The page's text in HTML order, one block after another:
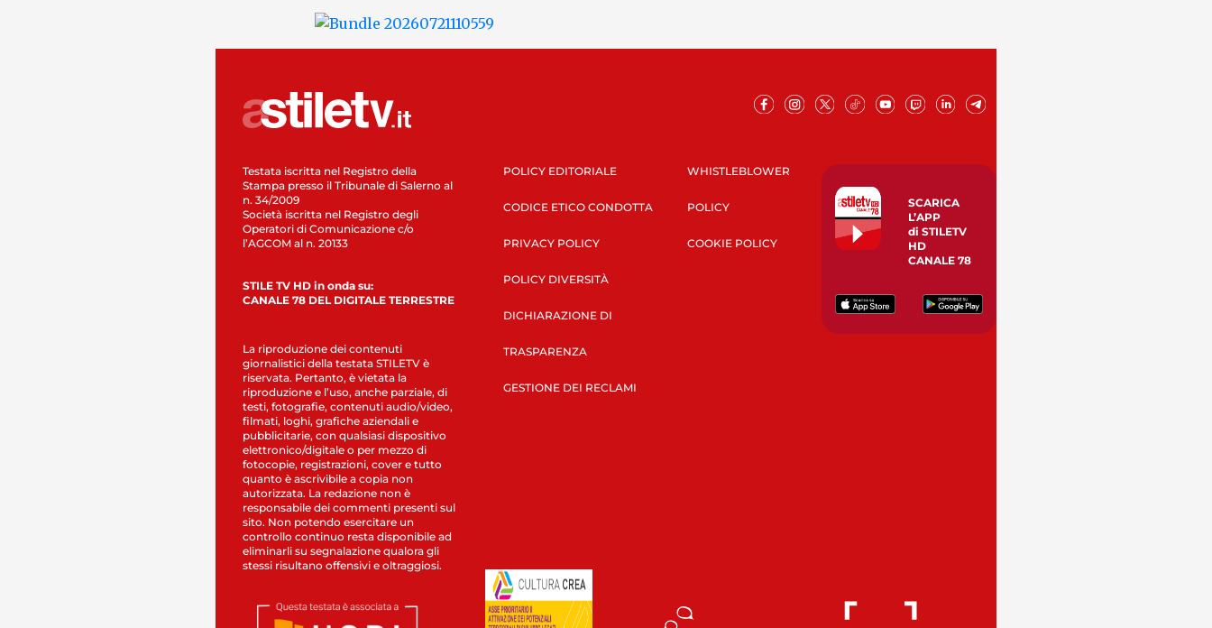
Testata iscritta nel Registro della
Stampa presso il Tribunale di Salerno al
n. 34/2009
Società iscritta nel Registro degli
Operatori di Comunicazione c/o
l’AGCOM al n. 20133
STILE TV HD in onda su:
CANALE 78 DEL DIGITALE TERRESTRE
La riproduzione dei contenuti
giornalistici della testata STILETV è
riservata. Pertanto, è vietata la
riproduzione e l’uso, anche parziale, di
testi, fotografie, contenuti audio/video,
filmati, loghi, grafiche aziendali e
pubblicitarie, con qualsiasi dispositivo
elettronico/digitale o per mezzo di
fotocopie, registrazioni, cover e tutto
quanto è ascrivibile a copia non
autorizzata. La redazione non è
responsabile dei commenti presenti sul
sito. Non potendo esercitare un
controllo continuo resta disponibile ad
eliminarli su segnalazione qualora gli
stessi risultano offensivi e oltraggiosi.
POLICY EDITORIALE
CODICE ETICO CONDOTTA
PRIVACY POLICY
POLICY DIVERSITÀ
DICHIARAZIONE DI
TRASPARENZA
GESTIONE DEI RECLAMI
WHISTLEBLOWER
POLICY
COOKIE POLICY
SCARICA
L’APP
di STILETV
HD
CANALE 78